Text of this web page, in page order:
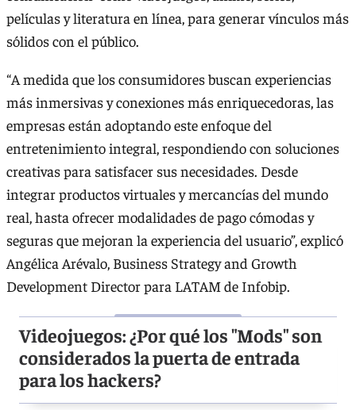
películas y literatura en línea, para generar vínculos más
sólidos con el público.
“A medida que los consumidores buscan experiencias
más inmersivas y conexiones más enriquecedoras, las
empresas están adoptando este enfoque del
entretenimiento integral, respondiendo con soluciones
creativas para satisfacer sus necesidades. Desde
integrar productos virtuales y mercancías del mundo
real, hasta ofrecer modalidades de pago cómodas y
seguras que mejoran la experiencia del usuario”, explicó
Angélica Arévalo, Business Strategy and Growth
Development Director para LATAM de Infobip.
Videojuegos: ¿Por qué los "Mods" son
considerados la puerta de entrada
para los hackers?